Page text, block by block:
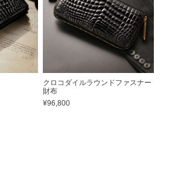
クロコダイルラウンドファスナー
財布
¥96,800